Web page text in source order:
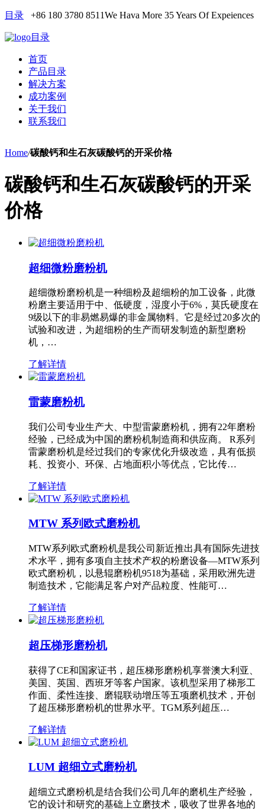
目录 +86 180 3780 8511We Hava More 35 Years Of Expeiences
目录
首页
产品目录
解决方案
成功案例
关于我们
联系我们
Home/碳酸钙和生石灰碳酸钙的开采价格
碳酸钙和生石灰碳酸钙的开采
价格
超细微粉磨粉机
超细微粉磨粉机是一种细粉及超细粉的加工设备，此微
粉磨主要适用于中、低硬度，湿度小于6%，莫氏硬度在
9级以下的非易燃易爆的非金属物料。它是经过20多次的
试验和改进，为超细粉的生产而研发制造的新型磨粉
机，…
了解详情
雷蒙磨粉机
我们公司专业生产大、中型雷蒙磨粉机，拥有22年磨粉
经验，已经成为中国的磨粉机制造商和供应商。 R系列
雷蒙磨粉机是经过我们的专家优化升级改造，具有低损
耗、投资小、环保、占地面积小等优点，它比传…
了解详情
MTW 系列欧式磨粉机
MTW系列欧式磨粉机是我公司新近推出具有国际先进技
术水平，拥有多项自主技术产权的粉磨设备—MTW系列
欧式磨粉机，以悬辊磨粉机9518为基础，采用欧洲先进
制造技术，它能满足客户对产品粒度、性能可…
了解详情
超压梯形磨粉机
获得了CE和国家证书，超压梯形磨粉机享誉澳大利亚、
美国、英国、西班牙等客户国家。该机型采用了梯形工
作面、柔性连接、磨辊联动增压等五项磨机技术，开创
了超压梯形磨粉机的世界水平。TGM系列超压…
了解详情
LUM 超细立式磨粉机
超细立式磨粉机是结合我们公司几年的磨机生产经验，
它的设计和研究的基础上立磨技术，吸收了世界各地的